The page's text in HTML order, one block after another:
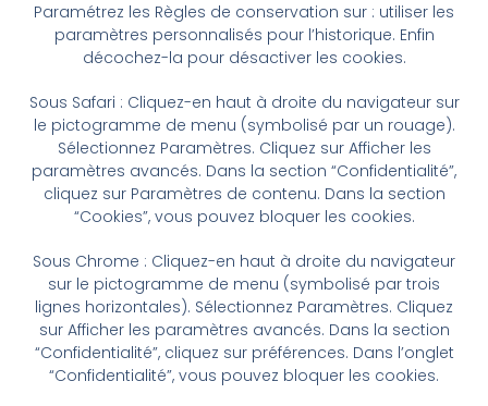
Paramétrez les Règles de conservation sur : utiliser les
paramètres personnalisés pour l’historique. Enfin
décochez-la pour désactiver les cookies.
Sous Safari : Cliquez-en haut à droite du navigateur sur
le pictogramme de menu (symbolisé par un rouage).
Sélectionnez Paramètres. Cliquez sur Afficher les
paramètres avancés. Dans la section “Confidentialité”,
cliquez sur Paramètres de contenu. Dans la section
“Cookies”, vous pouvez bloquer les cookies.
Sous Chrome : Cliquez-en haut à droite du navigateur
sur le pictogramme de menu (symbolisé par trois
lignes horizontales). Sélectionnez Paramètres. Cliquez
sur Afficher les paramètres avancés. Dans la section
“Confidentialité”, cliquez sur préférences. Dans l’onglet
“Confidentialité”, vous pouvez bloquer les cookies.